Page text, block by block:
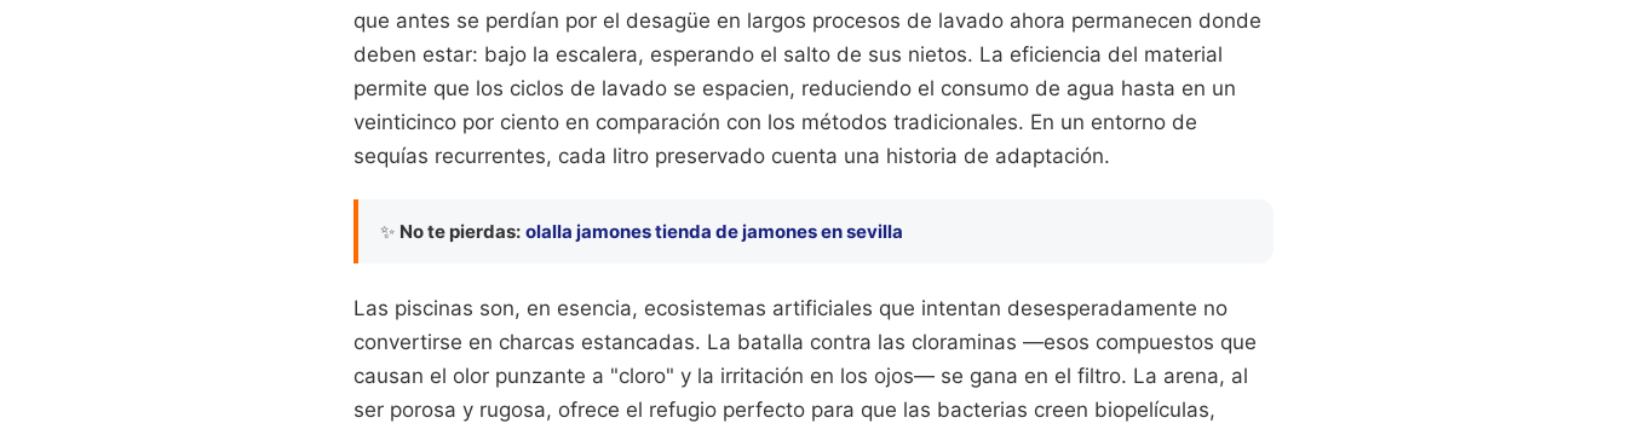
que antes se perdían por el desagüe en largos procesos de lavado ahora permanecen donde
deben estar: bajo la escalera, esperando el salto de sus nietos. La eficiencia del material
permite que los ciclos de lavado se espacien, reduciendo el consumo de agua hasta en un
veinticinco por ciento en comparación con los métodos tradicionales. En un entorno de
sequías recurrentes, cada litro preservado cuenta una historia de adaptación.
✨ No te pierdas: olalla jamones tienda de jamones en sevilla
Las piscinas son, en esencia, ecosistemas artificiales que intentan desesperadamente no
convertirse en charcas estancadas. La batalla contra las cloraminas —esos compuestos que
causan el olor punzante a "cloro" y la irritación en los ojos— se gana en el filtro. La arena, al
ser porosa y rugosa, ofrece el refugio perfecto para que las bacterias creen biopelículas,